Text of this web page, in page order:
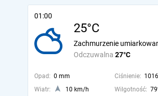
01:00
25°C
Odczuwalna 27°C
Zachmurzenie
Opad: 0 mm Ciśnienie:
Wiatr:
10 km/h Wilgotność: